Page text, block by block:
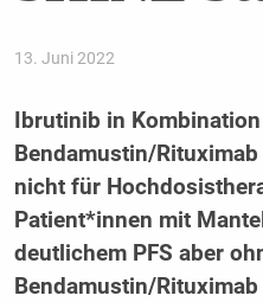
13. Juni 2022
Ibrutinib in
Bendamustin/
nicht für
Patient*innen mit
deutlichem PFS aber
Bendamustin/Rituximab